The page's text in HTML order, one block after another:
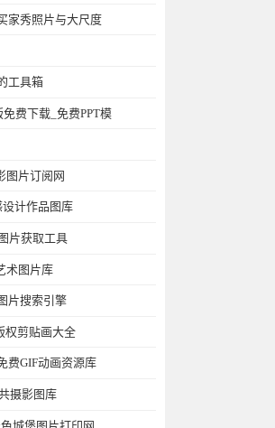
家秀照片与大尺度
工具箱
免费下载_免费PPT模
图片订阅网
设计作品图库
片获取工具
术图片库
片搜索引擎
权剪贴画大全
费GIF动画资源库
摄影图库
城堡图片打印网